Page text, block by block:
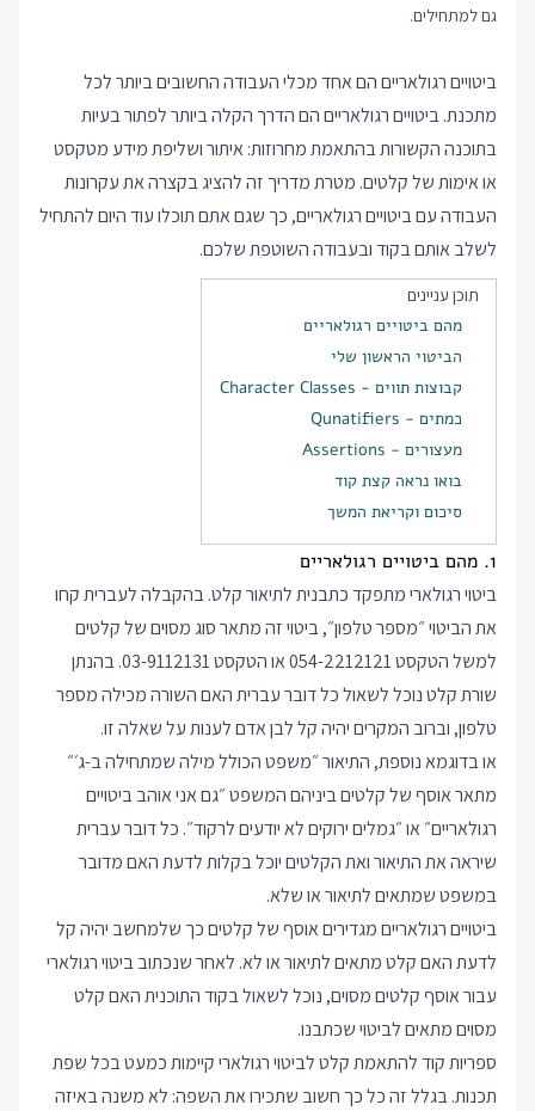
גם למתחילים.
ביטויים רגולאריים הם אחד מכלי העבודה החשובים ביותר לכל
מתכנת. ביטויים רגולאריים הם הדרך הקלה ביותר לפתור בעיות
בתוכנה הקשורות בהתאמת מחרוזות: איתור ושליפת מידע מטקסט
או אימות של קלטים. מטרת מדריך זה להציג בקצרה את עקרונות
העבודה עם ביטויים רגולאריים, כך שגם אתם תוכלו עוד היום להתחיל
לשלב אותם בקוד ובעבודה השוטפת שלכם.
תוכן עניינים
מהם ביטויים רגולאריים
הביטוי הראשון שלי
קבוצות תווים - Character Classes
כמתים - Qunatifiers
מעצורים - Assertions
בואו נראה קצת קוד
סיכום וקריאת המשך
1. מהם ביטויים רגולאריים
ביטוי רגולארי מתפקד כתבנית לתיאור קלט. בהקבלה לעברית קחו
את הביטוי ״מספר טלפון״, ביטוי זה מתאר סוג מסוים של קלטים
למשל הטקסט 054-2212121 או הטקסט 03-9112131. בהנתן
שורת קלט נוכל לשאול כל דובר עברית האם השורה מכילה מספר
טלפון, וברוב המקרים יהיה קל לבן אדם לענות על שאלה זו.
או בדוגמא נוספת, התיאור ״משפט הכולל מילה שמתחילה ב-ג׳״
מתאר אוסף של קלטים ביניהם המשפט ״גם אני אוהב ביטויים
רגולאריים״ או ״גמלים ירוקים לא יודעים לרקוד״. כל דובר עברית
שיראה את התיאור ואת הקלטים יוכל בקלות לדעת האם מדובר
במשפט שמתאים לתיאור או שלא.
ביטויים רגולאריים מגדירים אוסף של קלטים כך שלמחשב יהיה קל
לדעת האם קלט מתאים לתיאור או לא. לאחר שנכתוב ביטוי רגולארי
עבור אוסף קלטים מסוים, נוכל לשאול בקוד התוכנית האם קלט
מסוים מתאים לביטוי שכתבנו.
ספריות קוד להתאמת קלט לביטוי רגולארי קיימות כמעט בכל שפת
תכנות. בגלל זה כל כך חשוב שתכירו את השפה: לא משנה באיזה